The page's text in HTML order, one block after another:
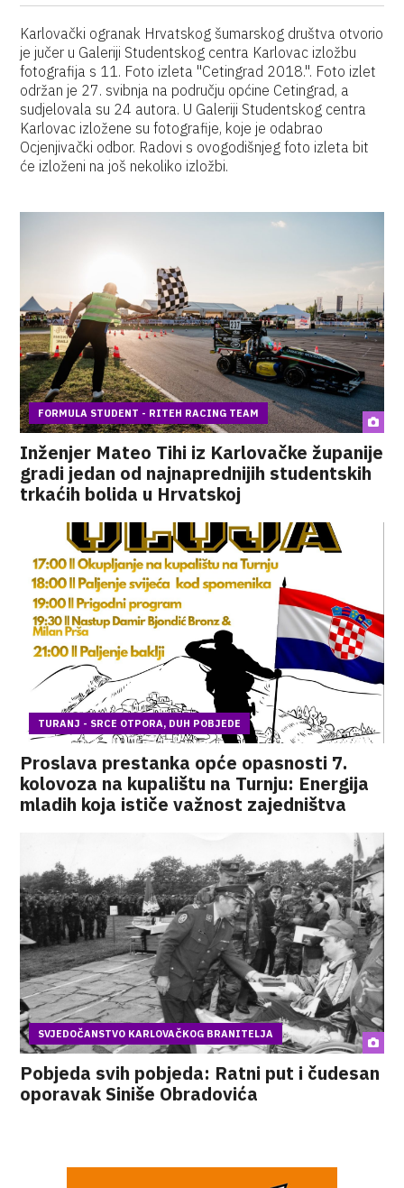
Karlovački ogranak Hrvatskog šumarskog društva otvorio
je jučer u Galeriji Studentskog centra Karlovac izložbu
fotografija s 11. Foto izleta "Cetingrad 2018.". Foto izlet
održan je 27. svibnja na području općine Cetingrad, a
sudjelovala su 24 autora. U Galeriji Studentskog centra
Karlovac izložene su fotografije, koje je odabrao
Ocjenjivački odbor. Radovi s ovogodišnjeg foto izleta bit
će izloženi na još nekoliko izložbi.
FORMULA STUDENT - RITEH RACING TEAM
Inženjer Mateo Tihi iz Karlovačke županije
gradi jedan od najnaprednijih studentskih
trkaćih bolida u Hrvatskoj
TURANJ - SRCE OTPORA, DUH POBJEDE
Proslava prestanka opće opasnosti 7.
kolovoza na kupalištu na Turnju: Energija
mladih koja ističe važnost zajedništva
SVJEDOČANSTVO KARLOVAČKOG BRANITELJA
Pobjeda svih pobjeda: Ratni put i čudesan
oporavak Siniše Obradovića